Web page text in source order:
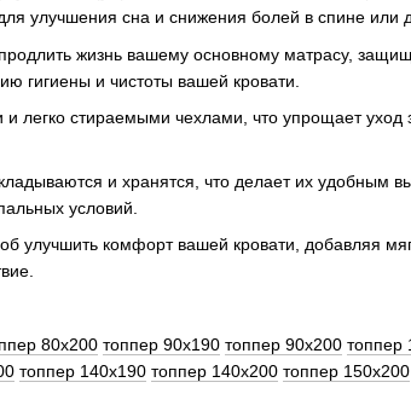
улучшения сна и снижения болей в спине или
жизнь вашему основному матрасу,
гигиены и чистоты вашей кровати.
легко стираемыми чехлами, что упрощает уход
и хранятся, что делает их удобным
условий.
улучшить комфорт вашей кровати, добавляя
80x200 топпер 90x190 топпер 90x200 топпер
топпер 140x190 топпер 140x200 топпер 150x200